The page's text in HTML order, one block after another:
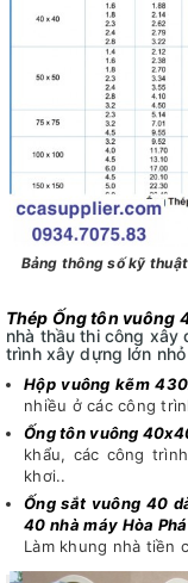
Bảng thông số kỹ
Thép Ống tôn vuông
nhà thầu thi công xây
trình xây dựng lớn
Hộp vuông kẽm
nhiều ở các công
Ống tôn vuông
khẩu, các công
khơi..
Ống sắt vuông 40
40 nhà máy Hòa
Làm khung nhà tiền